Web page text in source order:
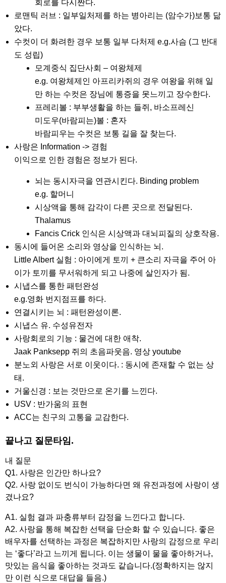
회로를 다시짠다.
로맨틱 러브 : 일부일처제를 하는 병아리는 (암수가)보통 닮
았다.
수컷이 더 화려한 경우 보통 일부 다처제 e.g.사슴 (그 반대
도 성립)
모계중식 집단사회 – 여왕체제
e.g. 여왕체제인 아프리카쥐의 경우 여왕을 위해 일
만 하는 수컷은 장님에 통증을 못느끼고 장수한다.
프레리볼 : 부부생활을 하는 들쥐, 바소프레신
미도우(바람피는)볼 : 혼자
바람피우는 수컷은 보통 길을 잘 찾는다.
사랑은 Information -> 경험
이익으로 인한 경험은 정보가 된다.
뇌는 동시자극을 연관시킨다. Binding problem
e.g. 할머니
시상액을 통해 감각이 다른 곳으로 전달된다.
Thalamus
Fancis Crick 인식은 시상액과 대뇌피질의 상호작용.
동시에 들어온 소리와 영상을 인식하는 뇌.
Little Albert 실험 : 아이에게 토끼 + 큰소리 자극을 주어 아
이가 토끼를 무서워하게 되고 나중에 살인자가 됨.
시냅스를 통한 패턴완성
e.g.영화 번지점프를 하다.
연결시키는 뇌 : 패턴완성이론.
시냅스 유. 수성유전자
사랑회로의 기능 : 물건에 대한 애착.
Jaak Panksepp 쥐의 초음파웃음. 영상 youtube
분노외 사랑은 서로 이웃이다. : 동시에 존재할 수 없는 상
태.
거울신경 : 보는 것만으로 온기를 느낀다.
USV : 반가움의 표현
ACC는 친구의 고통을 교감한다.
끝나고 질문타임.
내 질문
Q1. 사랑은 인간만 하나요?
Q2. 사랑 없이도 번식이 가능하다면 왜 유전과정에 사랑이 생
겼나요?
A1. 실험 결과 파충류부터 감정을 느낀다고 합니다.
A2. 사랑을 통해 복잡한 선택을 단순화 할 수 있습니다. 좋은
배우자를 선택하는 과정은 복잡하지만 사랑의 감정으로 우리
는 ‘좋다’라고 느끼게 됩니다. 이는 생물이 물을 좋아하거나,
맛있는 음식을 좋아하는 것과도 같습니다.(정확하지는 않지
만 이런 식으로 대답을 들음.)